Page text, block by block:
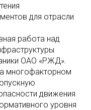
для отрасли
работа над
ОАО «РЖД».
многофакторном
движения
уровня